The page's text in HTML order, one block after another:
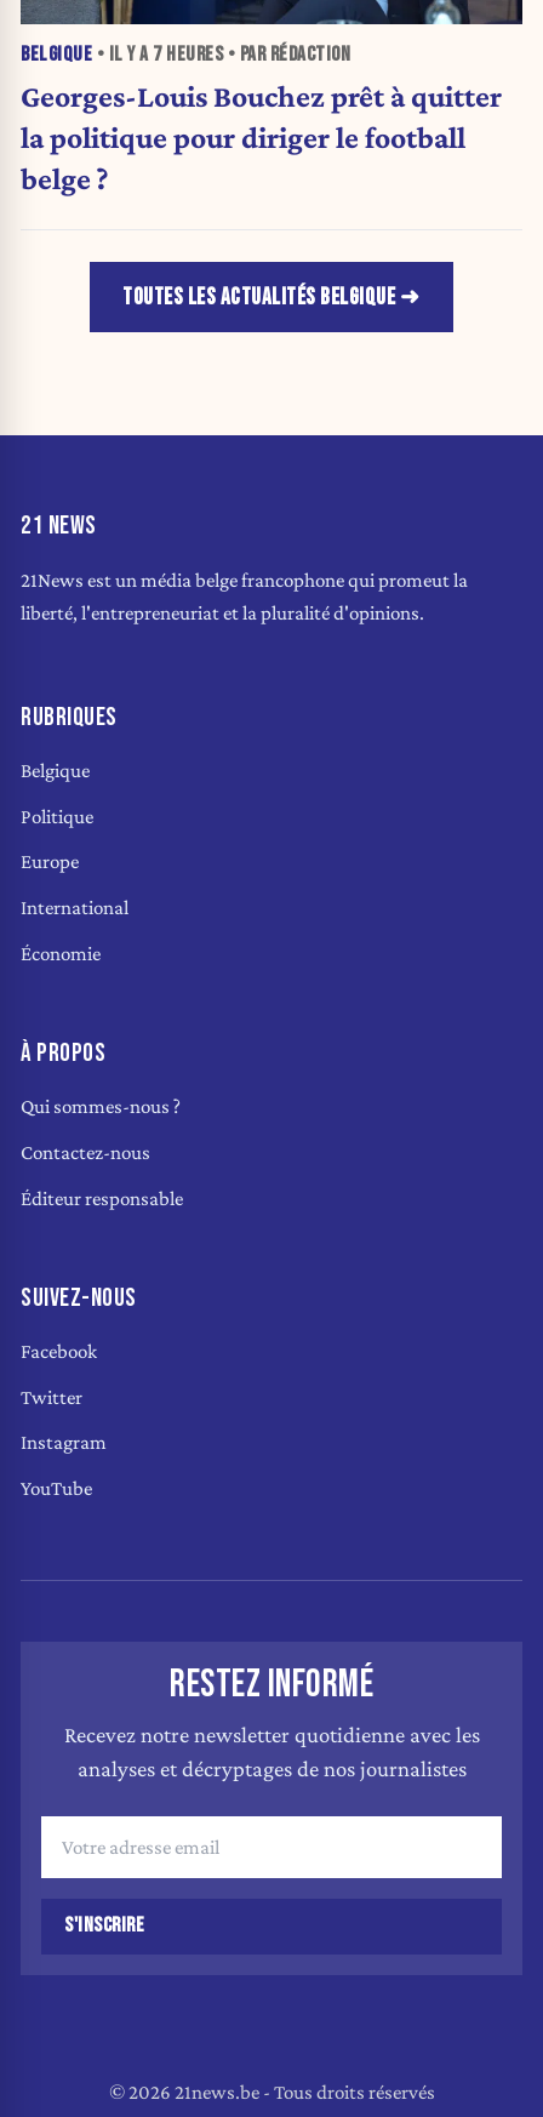
BELGIQUE • IL Y A 7 HEURES• PAR RÉDACTION
Georges-Louis Bouchez prêt à quitter
la politique pour diriger le football
belge ?
TOUTES LES ACTUALITÉS BELGIQUE
21 NEWS
21News est un média belge francophone qui promeut la
liberté, l'entrepreneuriat et la pluralité d'opinions.
RUBRIQUES
Belgique
Politique
Europe
International
Économie
À PROPOS
Qui sommes-nous ?
Contactez-nous
Éditeur responsable
SUIVEZ-NOUS
Facebook
Twitter
Instagram
YouTube
RESTEZ INFORMÉ
Recevez notre newsletter quotidienne avec les
analyses et décryptages de nos journalistes
S'INSCRIRE
© 2026 21news.be - Tous droits réservés